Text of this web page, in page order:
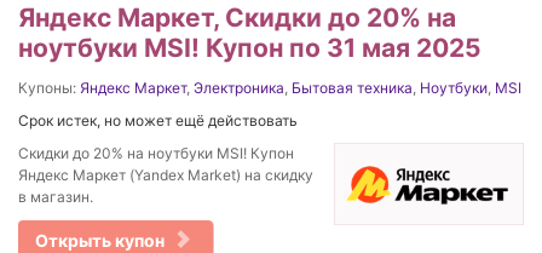
Яндекс Маркет, Скидки до 20% на
ноутбуки MSI! Купон по 31 мая 2025
Купоны: Яндекс Маркет, Электроника Бытовая техника Ноутбуки MSI
Срок истек, но может ещё действовать
Скидки до 20% на ноутбуки MSI! Купон
Яндекс Маркет (Yandex Market) на скидку
в магазин.
Открыть купон